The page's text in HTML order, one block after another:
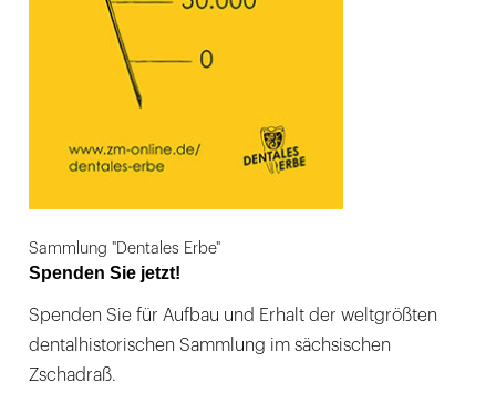
Sammlung "Dentales Erbe"
Spenden Sie jetzt!
Spenden Sie für Aufbau und Erhalt der weltgrößten
dentalhistorischen Sammlung im sächsischen
Zschadraß.